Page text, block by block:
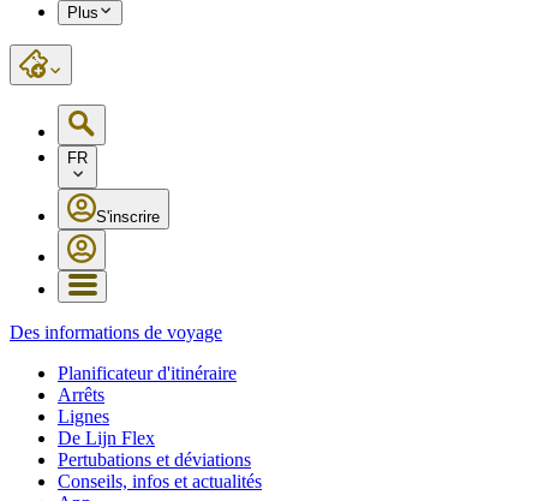
Plus
FR
S'inscrire
Des informations de voyage
Planificateur d'itinéraire
Arrêts
Lignes
De Lijn Flex
Pertubations et déviations
Conseils, infos et actualités